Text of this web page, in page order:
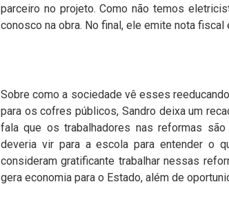
parceiro no projeto. Como não temos
conosco na obra. No final, ele emite nota fiscal
Sobre como a sociedade vê esses
para os cofres públicos, Sandro deixa um
fala que os trabalhadores nas reformas
deveria vir para a escola para entender o
consideram gratificante trabalhar nessas
gera economia para o Estado, além de